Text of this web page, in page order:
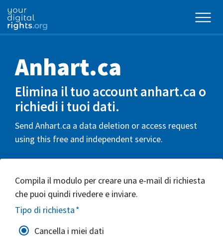
Anhart.ca
Elimina il tuo account anhart.ca o
richiedi i tuoi dati.
Send Anhart.ca a data deletion or access request
using this free and independent service.
Compila il modulo per creare una e-mail di richiesta
che puoi quindi rivedere e inviare.
Tipo di richiesta*
Cancella i miei dati